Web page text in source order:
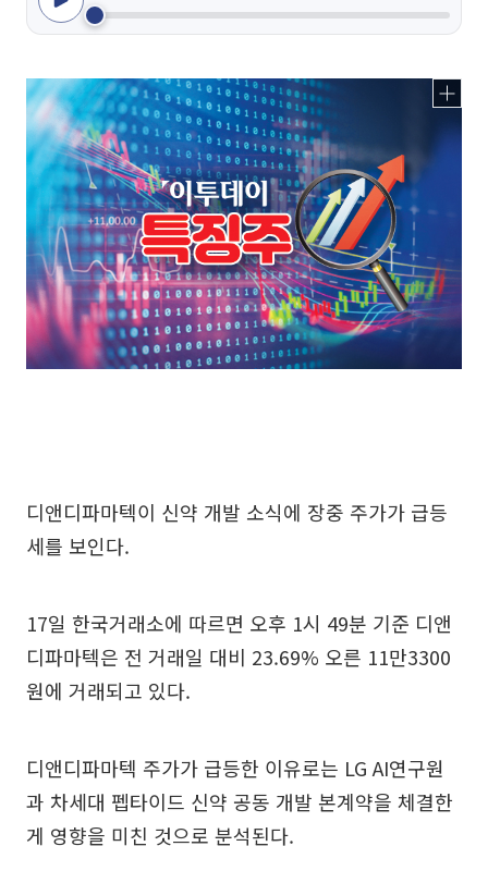
디앤디파마텍이 신약 개발 소식에 장중 주가가 급등
세를 보인다.
17일 한국거래소에 따르면 오후 1시 49분 기준 디앤
디파마텍은 전 거래일 대비 23.69% 오른 11만3300
원에 거래되고 있다.
디앤디파마텍 주가가 급등한 이유로는 LG AI연구원
과 차세대 펩타이드 신약 공동 개발 본계약을 체결한
게 영향을 미친 것으로 분석된다.